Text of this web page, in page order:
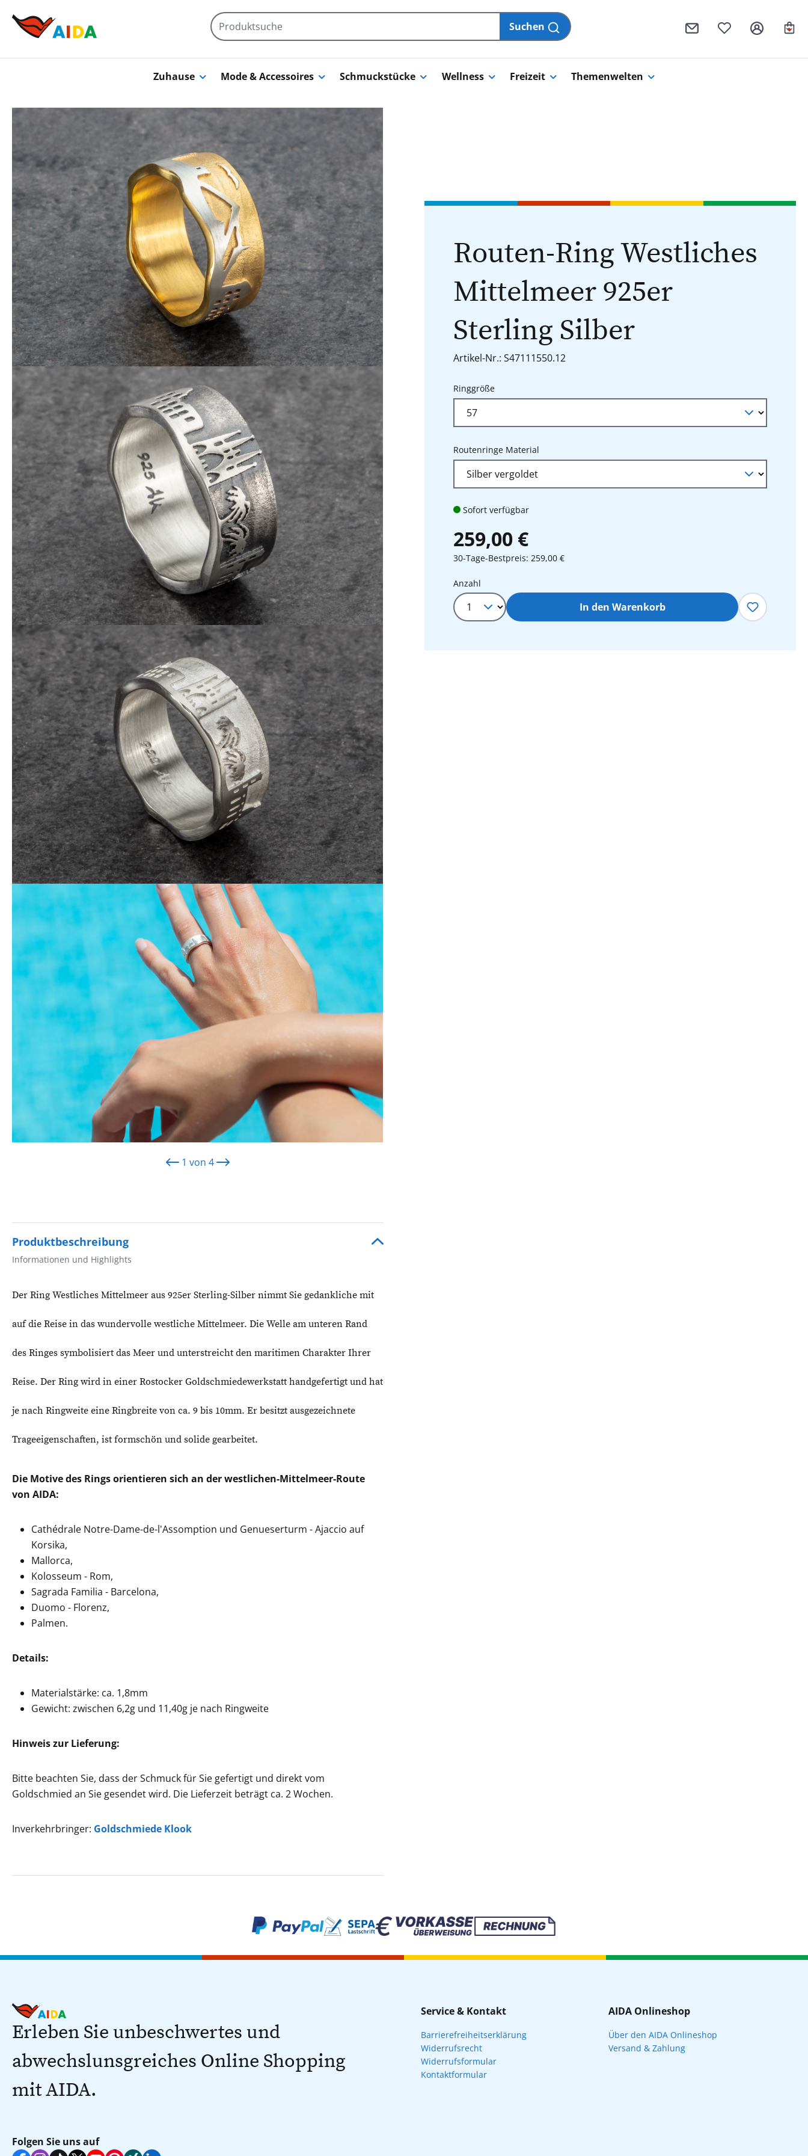
Suchen
Zuhause Mode & Accessoires Schmuckstücke Wellness Freizeit Themenwelten
Routen-Ring Westliches
Mittelmeer 925er
Sterling Silber
Artikel-Nr.: S47111550.12
Ringgrößeauswählen
Routenringe Material
Sofort verfügbar
259,00 €
30-Tage-Bestpreis: 259,00 €
Produkt Anzahl: Gib den gewünschten Wert ein
Anzahl
In den Warenkorb
Bildergalerie überspringen
1 von 4
Produktbeschreibung
Informationen und Highlights
Der Ring Westliches Mittelmeer aus 925er Sterling-Silber nimmt Sie gedankliche mit
auf die Reise in das wundervolle westliche Mittelmeer. Die Welle am unteren Rand
des Ringes symbolisiert das Meer und unterstreicht den maritimen Charakter Ihrer
Reise. Der Ring wird in einer Rostocker Goldschmiedewerkstatt handgefertigt und hat
je nach Ringweite eine Ringbreite von ca. 9 bis 10mm. Er besitzt ausgezeichnete
Trageeigenschaften, ist formschön und solide gearbeitet.
Die Motive des Rings orientieren sich an der westlichen-Mittelmeer-Route
von AIDA:
Cathédrale Notre-Dame-de-l'Assomption und Genueserturm - Ajaccio auf
Korsika,
Mallorca,
Kolosseum - Rom,
Sagrada Familia - Barcelona,
Duomo - Florenz,
Palmen.
Details:
Materialstärke: ca. 1,8mm
Gewicht: zwischen 6,2g und 11,40g je nach Ringweite
Hinweis zur Lieferung:
Bitte beachten Sie, dass der Schmuck für Sie gefertigt und direkt vom
Goldschmied an Sie gesendet wird. Die Lieferzeit beträgt ca. 2 Wochen.
Inverkehrbringer: Goldschmiede Klook
Erleben Sie unbeschwertes und
abwechslunsgreiches Online Shopping
mit AIDA.
Folgen Sie uns auf
Service & Kontakt
Barrierefreiheitserklärung
Widerrufsrecht
Widerrufsformular
Kontaktformular
AIDA Onlineshop
Über den AIDA Onlineshop
Versand & Zahlung